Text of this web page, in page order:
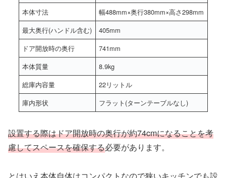
本体寸法
幅488mm×奥行380mm×高さ298mm
最大奥行(ハンドル含む)
405mm
ドア開放時の奥行
741mm
本体質量
8.9kg
総庫内容量
22リットル
庫内形状
フラット(ターンテーブルなし)
設置する際はドア開放時の奥行が約74cmになることを考
慮してスペースを確保する必要があります。